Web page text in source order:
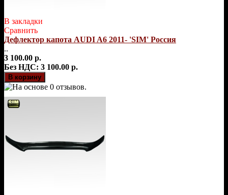
В закладки
Сравнить
Дефлектор капота AUDI A6 2011- 'SIM' Россия
..
3 100.00 р.
Без НДС: 3 100.00 р.